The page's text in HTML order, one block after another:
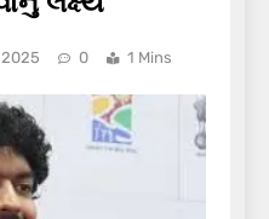
0 1 Mins